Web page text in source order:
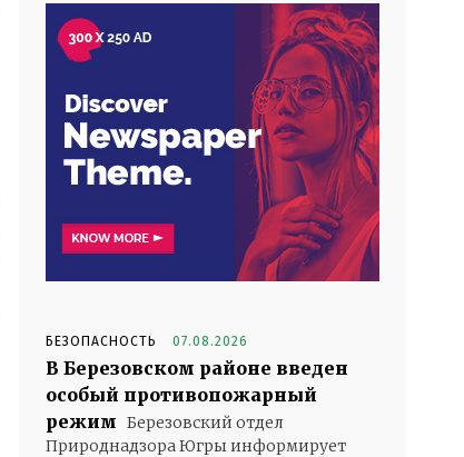
БЕЗОПАСНОСТЬ 07.08.2026
В Березовском районе введен
особый противопожарный
режим Березовский отдел
Природнадзора Югры информирует